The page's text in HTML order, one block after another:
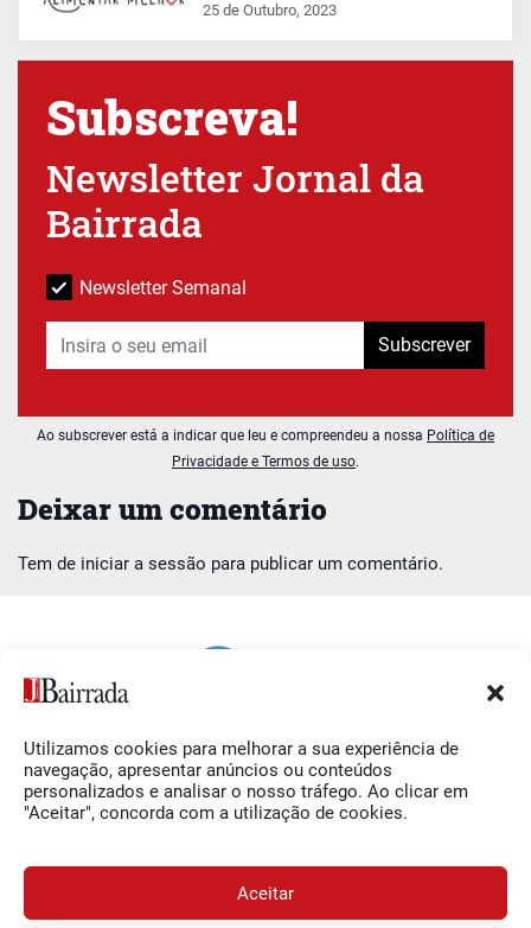
Utilizamos cookies para melhorar a sua experiência de
navegação, apresentar anúncios ou conteúdos
personalizados e analisar o nosso tráfego. Ao clicar em
"Aceitar", concorda com a utilização de cookies.
Aceitar
Deixar um comentário
Tem de iniciar a sessão para publicar um comentário.
25 de Outubro, 2023
Subscreva!
Newsletter Jornal da
Bairrada
Newsletter Semanal
Subscrever
Ao subscrever está a indicar que leu e compreendeu a nossa Política de
Privacidade e Termos de uso.
Siga-nos
Facebook
O Jornal da Bairrada
Contactos
Termos e Condições